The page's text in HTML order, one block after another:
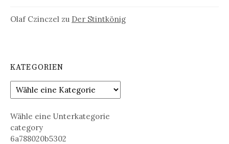
Olaf Czinczel zu Der Stintkönig
KATEGORIEN
Wähle eine Unterkategorie
category
6a788020b5302